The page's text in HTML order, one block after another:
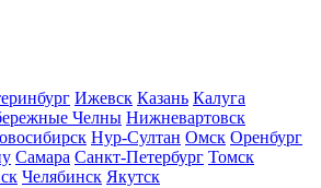
Ижевск Казань Калуга
Челны Нижневартовск
Нур-Султан Омск Оренбург
Самара Санкт-Петербург Томск
Челябинск Якутск